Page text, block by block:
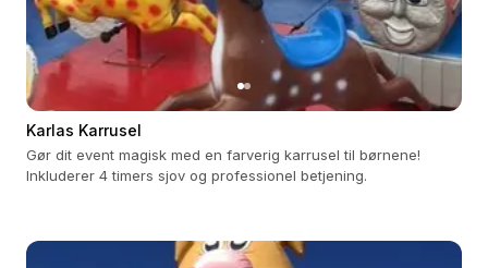
Karlas Karrusel
Gør dit event magisk med en farverig karrusel til børnene!
Inkluderer 4 timers sjov og professionel betjening.